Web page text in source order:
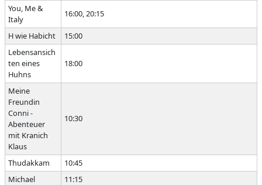
You, Me &
Italy
16:00, 20:15
H wie Habicht
15:00
Lebensansich
ten eines
Huhns
18:00
Meine
Freundin
Conni -
Abenteuer
mit Kranich
Klaus
10:30
Thudakkam
10:45
Michael
11:15